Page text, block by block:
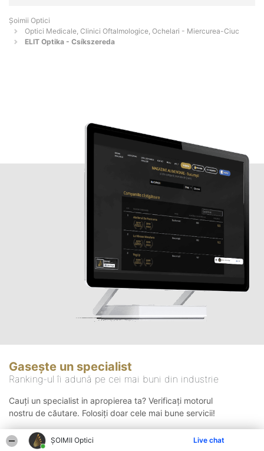
ȘOIMII Optici Live chat
Șoimii Optici
Optici Medicale, Clinici Oftalmologice, Ochelari - Miercurea-Ciuc
ELIT Optika - Csíkszereda
Gasește un specialist
Ranking-ul îi adună pe cei mai buni din industrie
Cauți un specialist in apropierea ta? Verificați motorul
nostru de căutare. Folosiți doar cele mai bune servicii!